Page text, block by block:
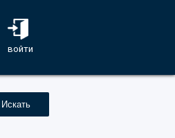
войти
Искать